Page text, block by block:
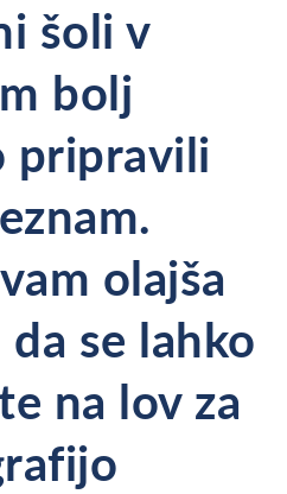
šoli v
bolj
pripravili
olajša
se lahko
na lov za